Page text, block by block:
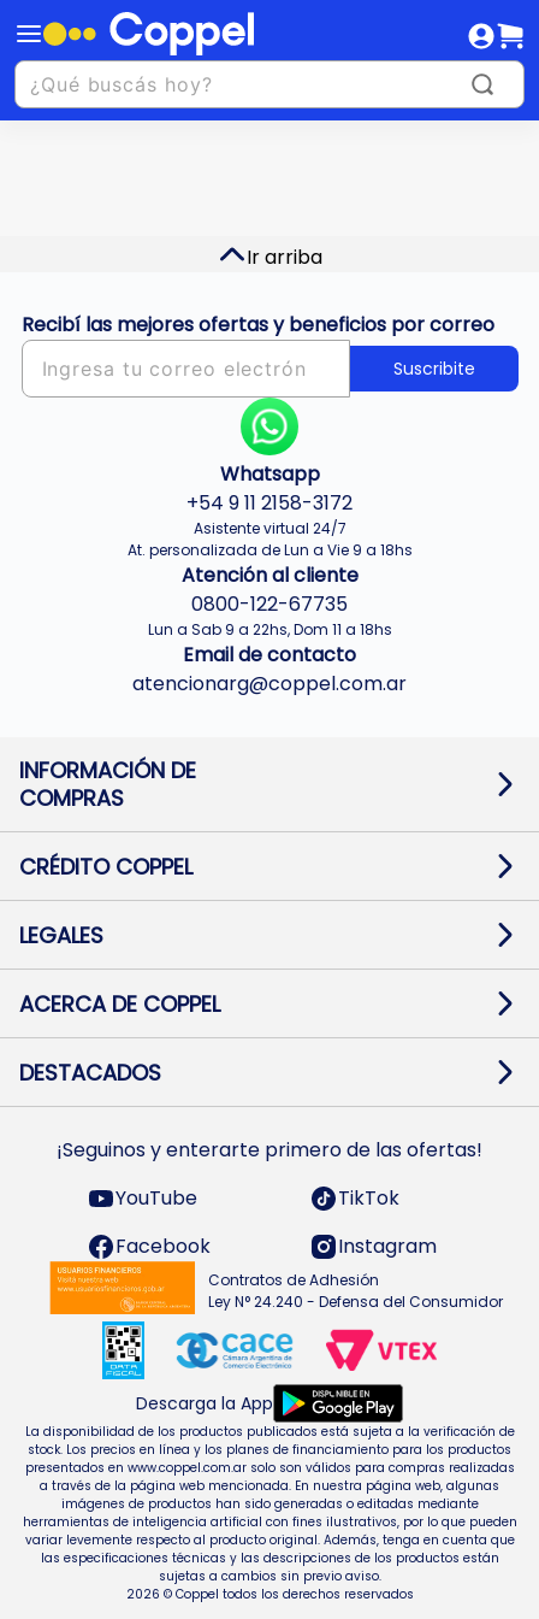
Ir arriba
Recibí las mejores ofertas y beneficios por correo
Suscribite
Whatsapp
+54 9 11 2158-3172
Asistente virtual 24/7
At. personalizada de Lun a Vie 9 a 18hs
Atención al cliente
0800-122-67735
Lun a Sab 9 a 22hs, Dom 11 a 18hs
Email de contacto
atencionarg@coppel.com.ar
INFORMACIÓN DE
COMPRAS
Términos y condiciones
Botón de arrepentimiento
Mapa de sitio
CRÉDITO COPPEL
Solicitar Crédito
Medios de Pago
Pago Fácil Online
LEGALES
Baja contratos
Defensa al consumidor CABA
ACERCA DE COPPEL
Trabajá con Nosotros
Preguntas Frecuentes
DESTACADOS
Smarts TVs y accesorios
Electrodomésticos
Heladeras y freezers
¡Seguinos y enterarte primero de las ofertas!
YouTube
TikTok
Facebook
Instagram
Contratos de Adhesión
Ley N° 24.240 - Defensa del Consumidor
Descarga la App
La disponibilidad de los productos publicados está sujeta a la verificación de
stock. Los precios en línea y los planes de financiamiento para los productos
presentados en www.coppel.com.ar solo son válidos para compras realizadas
a través de la página web mencionada. En nuestra página web, algunas
imágenes de productos han sido generadas o editadas mediante
herramientas de inteligencia artificial con fines ilustrativos, por lo que pueden
variar levemente respecto al producto original. Además, tenga en cuenta que
las especificaciones técnicas y las descripciones de los productos están
sujetas a cambios sin previo aviso.
2026 © Coppel todos los derechos reservados